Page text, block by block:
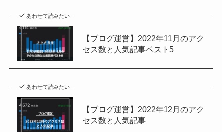
あわせて読みたい
【ブログ運営】2022年11月のアク
セス数と人気記事ベスト5
あわせて読みたい
【ブログ運営】2022年12月のアク
セス数と人気記事